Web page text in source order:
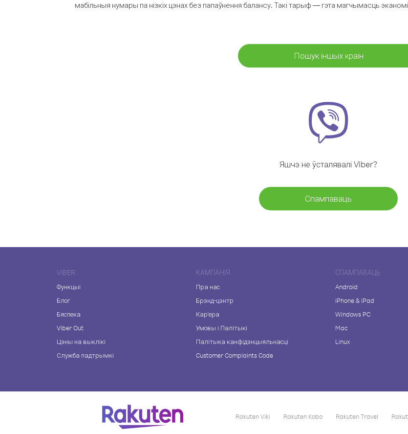
мабільныя нумары па нізкіх цэнах без папаўнення балансу. Такі тарыф — гэта магчымасць
Пошук іншых краін
Яшчэ не ўсталявалі Viber?
Спампаваць
VIBER
Функцыі
Блог
Бяспека
Viber Out
Цэны на выклікі
Служба падтрымкі
КАМПАНІЯ
Пра нас
Брэнд-цэнтр
Кар'ера
Умовы і Палітыкі
Палітыка канфідэнцыяльнасці
Customer Complaints Code
СПАМПАВАЦЬ
Android
iPhone & iPad
Windows PC
Mac
Linux
Rakuten Viki Rakuten Kobo Rakuten Travel